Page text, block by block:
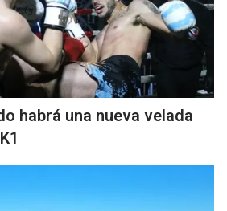
habrá una nueva velada